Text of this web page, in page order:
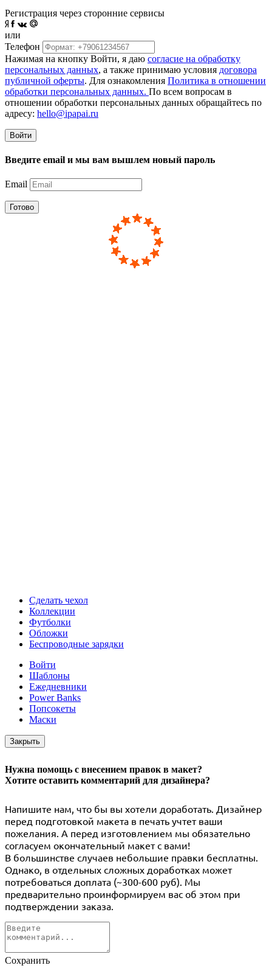
Регистрация через сторонние сервисы
или
Телефон
Нажимая на кнопку Войти, я даю согласие на обработку
персональных данных, а также принимаю условия договора
публичной оферты. Для ознакомления Политика в отношении
обработки персональных данных. По всем вопросам в
отношении обработки персональных данных обращайтесь по
адресу: hello@ipapai.ru
Войти
Введите email и мы вам вышлем новый пароль
Email
Готово
Сделать чехол
Коллекции
Футболки
Обложки
Беспроводные зарядки
Войти
Шаблоны
Ежедневники
Power Banks
Попсокеты
Маски
Закрыть
Нужна помощь с внесением правок в макет?
Хотите оставить комментарий для дизайнера?
Напишите нам, что бы вы хотели доработать. Дизайнер
перед подготовкой макета в печать учтет ваши
пожелания. А перед изготовлением мы обязательно
согласуем окончательный макет с вами!
В большинстве случаев небольшие правки бесплатны.
Однако, в отдельных сложных доработках может
потребоваться доплата (~300-600 руб). Мы
предварительно проинформируем вас об этом при
подтверждении заказа.
Сохранить